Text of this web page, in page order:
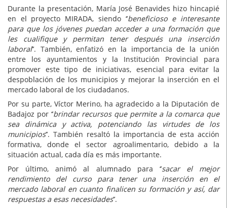
Durante la presentación, María José Benavides hizo hincapié
en el proyecto MIRADA, siendo ‘’beneficioso e interesante
para que los jóvenes puedan acceder a una formación que
les cualifique y permitan tener después una inserción
laboral’’. También, enfatizó en la importancia de la unión
entre los ayuntamientos y la Institución Provincial para
promover este tipo de iniciativas, esencial para evitar la
despoblación de los municipios y mejorar la inserción en el
mercado laboral de los ciudadanos.
Por su parte, Víctor Merino, ha agradecido a la Diputación de
Badajoz por ‘’brindar recursos que permite a la comarca que
sea dinámica y activa, potenciando las virtudes de los
municipios’’. También resaltó la importancia de esta acción
formativa, donde el sector agroalimentario, debido a la
situación actual, cada día es más importante.
Por último, animó al alumnado para ‘’sacar el mejor
rendimiento del curso para tener una inserción en el
mercado laboral en cuanto finalicen su formación y así, dar
respuestas a esas necesidades’’.